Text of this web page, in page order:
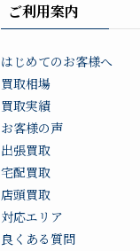
ご利用案内
はじめてのお客様へ
買取相場
買取実績
お客様の声
出張買取
宅配買取
店頭買取
対応エリア
良くある質問